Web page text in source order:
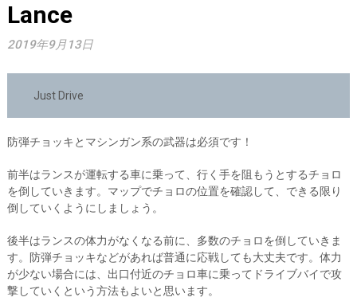
Lance
2019年9月13日
Just Drive
防弾チョッキとマシンガン系の武器は必須です！
前半はランスが運転する車に乗って、行く手を阻もうとするチョロ
を倒していきます。マップでチョロの位置を確認して、できる限り
倒していくようにしましょう。
後半はランスの体力がなくなる前に、多数のチョロを倒していきま
す。防弾チョッキなどがあれば普通に応戦しても大丈夫です。体力
が少ない場合には、出口付近のチョロ車に乗ってドライブバイで攻
撃していくという方法もよいと思います。